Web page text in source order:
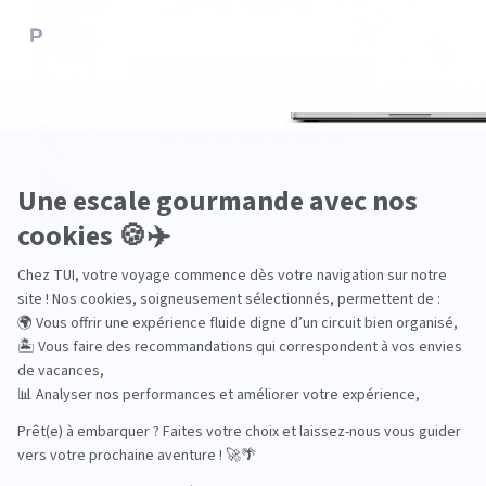
Pourquoi choisir TUI ?
TUI, acteur du
tourisme durable
Des hôtels choisis
avec soin